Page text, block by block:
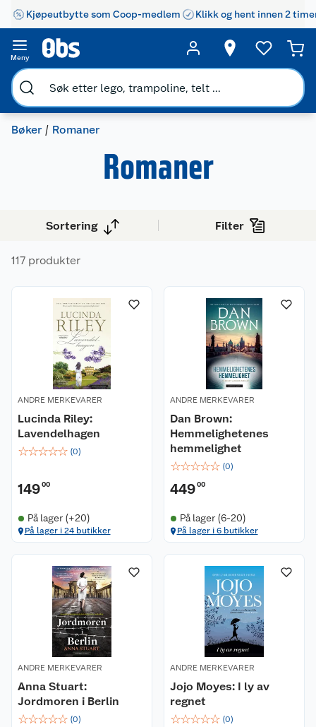
Kjøpeutbytte som Coop-medlem Klikk og hent innen 2
Meny
Bøker Romaner
Romaner
Sortering Filter
117 produkter
ANDRE MERKEVARER
Lucinda Riley:
Lavendelhagen
☆☆☆☆☆ (0)
14900
På lager (+20)
På lager i 24 butikker
ANDRE MERKEVARER
Dan Brown:
Hemmelighetenes
hemmelighet
☆☆☆☆☆ (0)
44900
På lager (6-20)
På lager i 6 butikker
ANDRE MERKEVARER
Anna Stuart:
Jordmoren i Berlin
☆☆☆☆☆ (0)
ANDRE MERKEVARER
Jojo Moyes: I ly av
regnet
☆☆☆☆☆ (0)